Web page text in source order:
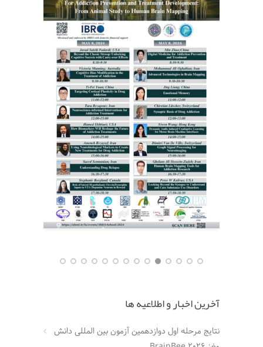
آخرین اخبار و اطلاعیه ها
نتایج مرحله اول دوازدهمین آزمون بین المللی دانش